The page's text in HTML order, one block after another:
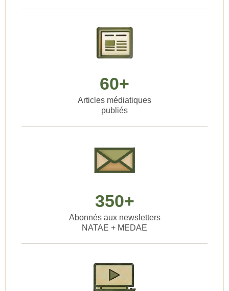
60+
Articles médiatiques
publiés
350+
Abonnés aux newsletters
NATAE + MEDAE